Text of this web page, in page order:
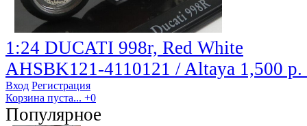
1:24 DUCATI 998r, Red White
AHSBK121-4110121 / Altaya 1,500 р.
Вход Регистрация
Корзина пуста... +0
Популярное